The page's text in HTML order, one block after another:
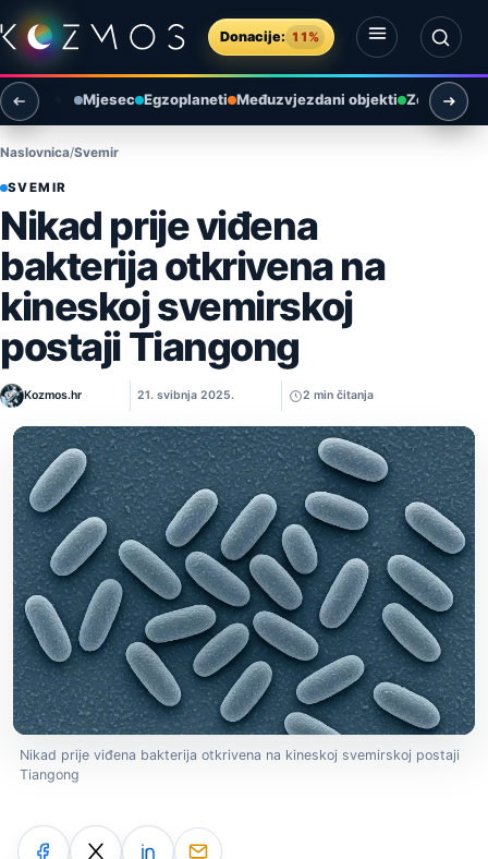
Preskoči na sadržaj
Donacije: 11%
Otvori izbornik
Otvori pretragu
Mjesec Egzoplaneti Međuzvjezdani objekti Zemlja i
Naslovnica Svemir
SVEMIR
Nikad prije viđena
bakterija otkrivena na
kineskoj svemirskoj
postaji Tiangong
Kozmos.hr 21. svibnja 2025. 2 min čitanja
Nikad prije viđena bakterija otkrivena na kineskoj svemirskoj postaji
Tiangong